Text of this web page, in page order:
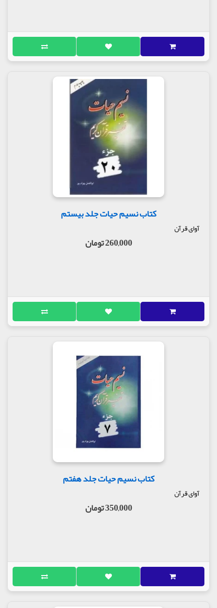
کتاب نسیم حیات جلد بیستم
آوای قرآن
260,000 تومان
کتاب نسیم حیات جلد هفتم
آوای قرآن
350,000 تومان